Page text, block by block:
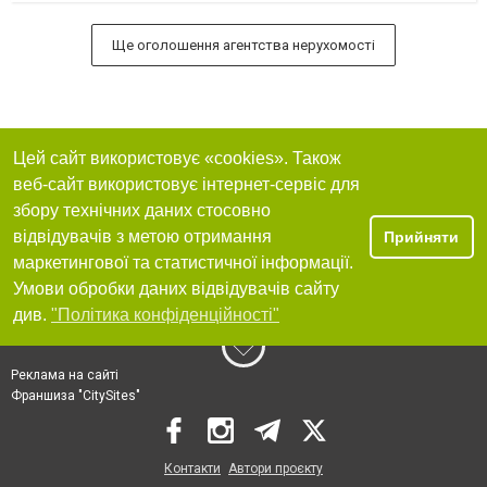
Ще оголошення агентства нерухомості
Цей сайт використовує «cookies». Також
веб-сайт використовує інтернет-сервіс для
збору технічних даних стосовно
відвідувачів з метою отримання
маркетингової та статистичної інформації.
Умови обробки даних відвідувачів сайту
див. "Політика конфіденційності"
Прийняти
Реклама на сайті
Франшиза "CitySites"
Контакти Автори проєкту